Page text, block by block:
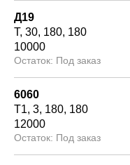
Д19
Т 30 180 180
10000
Под заказ
6060
Т1 3 180 180
12000
Под заказ